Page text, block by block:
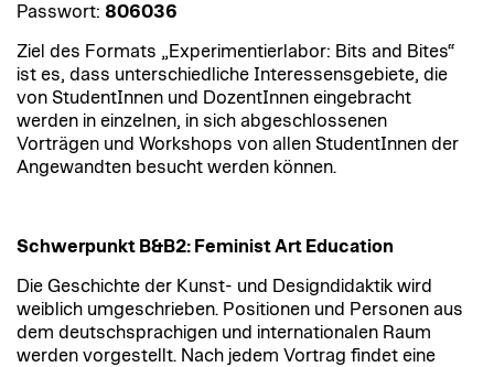
Passwort: 806036
Ziel des Formats „Experimentierlabor: Bits and Bites“
ist es, dass unterschiedliche Interessensgebiete, die
von StudentInnen und DozentInnen eingebracht
werden in einzelnen, in sich abgeschlossenen
Vorträgen und Workshops von allen StudentInnen der
Angewandten besucht werden können.
Schwerpunkt B&B2: Feminist Art Education
Die Geschichte der Kunst- und Designdidaktik wird
weiblich umgeschrieben. Positionen und Personen aus
dem deutschsprachigen und internationalen Raum
werden vorgestellt. Nach jedem Vortrag findet eine